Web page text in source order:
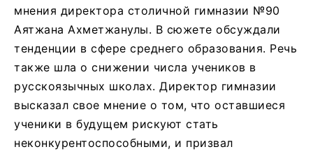
мнения директора столичной гимназии №90
Аятжана Ахметжанулы. В сюжете обсуждали
тенденции в сфере среднего образования. Речь
также шла о снижении числа учеников в
русскоязычных школах. Директор гимназии
высказал свое мнение о том, что оставшиеся
ученики в будущем рискуют стать
неконкурентоспособными, и призвал